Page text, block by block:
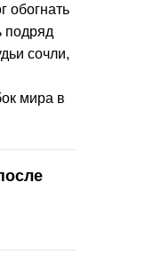
обогнать
подряд
сочли,
мира в